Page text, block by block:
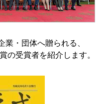
・団体へ贈られる、
の受賞者を紹介します。